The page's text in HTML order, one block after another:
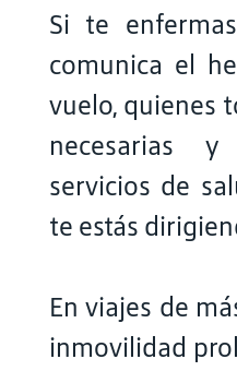
Si te
comunica el
vuelo, quienes
necesarias
servicios de
te estás
En viajes de
inmovilidad